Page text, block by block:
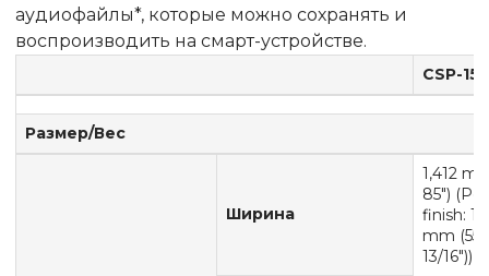
аудиофайлы*, которые можно сохранять и
воспроизводить на смарт-устройстве.
CSP-150
Размер/Вес
Ширина
1,412
85")
finish:
mm (55-
13/16"))